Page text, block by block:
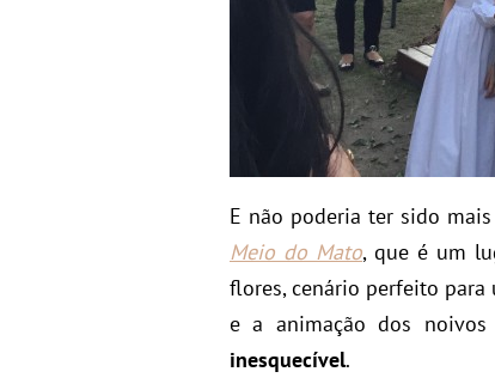
E não poderia ter sido
Meio do Mato, que é um
flores, cenário perfeito para
e a animação dos noivos
inesquecível.